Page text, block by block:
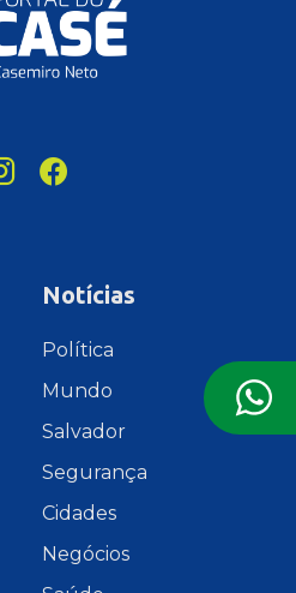
Notícias
Política
Mundo
Salvador
Segurança
Cidades
Negócios